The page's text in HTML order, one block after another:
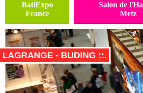
BatiExpo
France
Salon de
Metz
LAGRANGE - BUDING ::.